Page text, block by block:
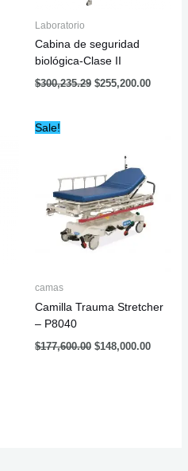
Laboratorio
Cabina de seguridad
biológica-Clase II
$300,235.29 $255,200.00
Sale!
camas
Camilla Trauma Stretcher
– P8040
$177,600.00
$177,600.00.
$148,000.00